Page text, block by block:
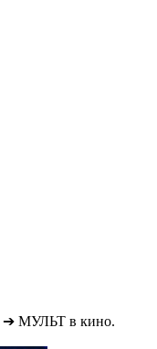
➔ МУЛЬТ в кино.